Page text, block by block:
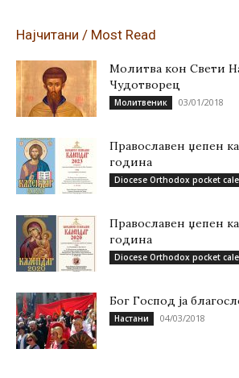
Најчитани / Most Read
Молитва кон Свети
Чудотворец
Молитвеник 03/01/2018
Православен џепен
година
Diocese Orthodox pocket
Православен џепен
година
Diocese Orthodox pocket
Бог Господ ја
Настани 04/03/2018